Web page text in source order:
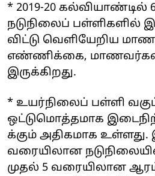
* 2019-20
நடுநிலைப் பள்ளிகளில்
விட்டு வெளியேறிய
எண்ணிக்கை,
இருக்கிறது.
* உயர்நிலைப் பள்ளி
ஒட்டுமொத்தமாக
க்கும் அதிகமாக உள்ளது.
வரையிலான
முதல் 5 வரையிலான